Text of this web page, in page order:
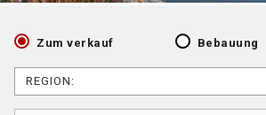
Zum verkauf Bebauung
REGION: